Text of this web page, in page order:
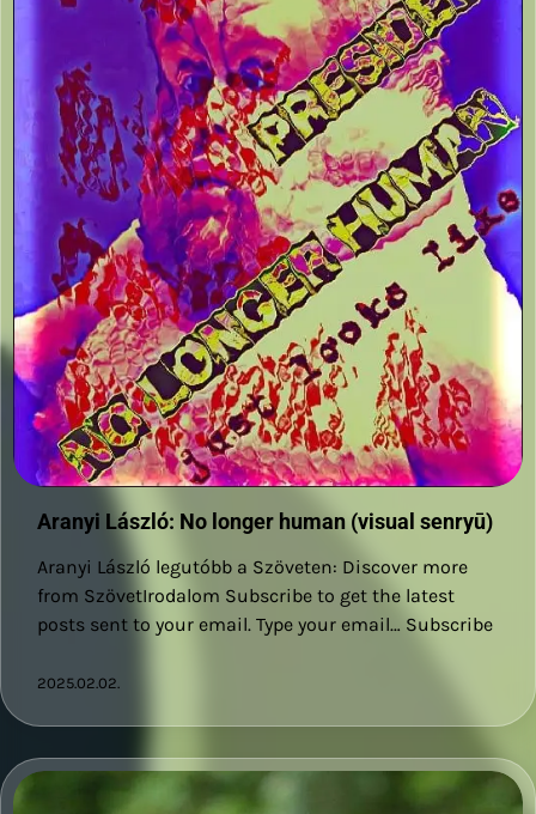
Aranyi László: No longer human (visual senryū)
Aranyi László legutóbb a Szöveten: Discover more
from SzövetIrodalom Subscribe to get the latest
posts sent to your email. Type your email… Subscribe
2025.02.02.